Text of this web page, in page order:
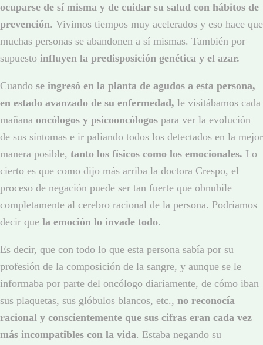
ocuparse de sí misma y de cuidar su salud con hábitos de
prevención. Vivimos tiempos muy acelerados y eso hace que
muchas personas se abandonen a sí mismas. También por
supuesto influyen la predisposición genética y el azar.
Cuando se ingresó en la planta de agudos a esta persona,
en estado avanzado de su enfermedad, le visitábamos cada
mañana oncólogos y psicooncólogos para ver la evolución
de sus síntomas e ir paliando todos los detectados en la mejor
manera posible, tanto los físicos como los emocionales. Lo
cierto es que como dijo más arriba la doctora Crespo, el
proceso de negación puede ser tan fuerte que obnubile
completamente al cerebro racional de la persona. Podríamos
decir que la emoción lo invade todo.
Es decir, que con todo lo que esta persona sabía por su
profesión de la composición de la sangre, y aunque se le
informaba por parte del oncólogo diariamente, de cómo iban
sus plaquetas, sus glóbulos blancos, etc., no reconocía
racional y conscientemente que sus cifras eran cada vez
más incompatibles con la vida. Estaba negando su